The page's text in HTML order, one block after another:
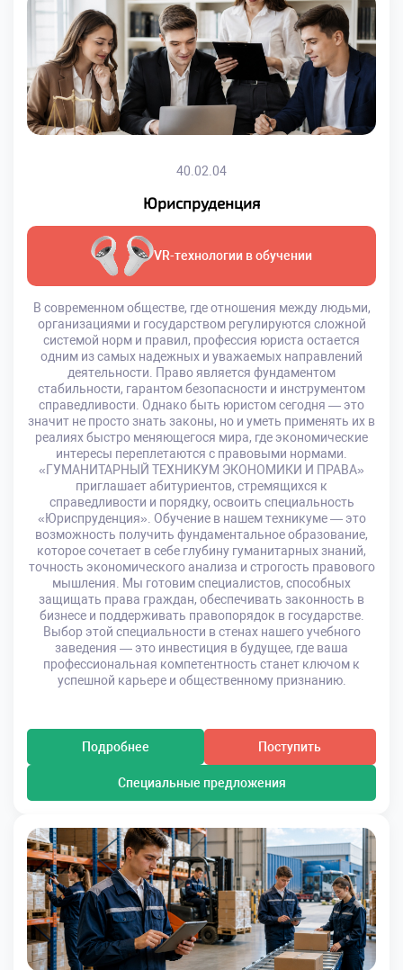
40.02.04
Юриспруденция
VR-технологии в обучении
В современном обществе, где отношения между людьми,
организациями и государством регулируются сложной
системой норм и правил, профессия юриста остается
одним из самых надежных и уважаемых направлений
деятельности. Право является фундаментом
стабильности, гарантом безопасности и инструментом
справедливости. Однако быть юристом сегодня — это
значит не просто знать законы, но и уметь применять их в
реалиях быстро меняющегося мира, где экономические
интересы переплетаются с правовыми нормами.
«ГУМАНИТАРНЫЙ ТЕХНИКУМ ЭКОНОМИКИ И ПРАВА»
приглашает абитуриентов, стремящихся к
справедливости и порядку, освоить специальность
«Юриспруденция». Обучение в нашем техникуме — это
возможность получить фундаментальное образование,
которое сочетает в себе глубину гуманитарных знаний,
точность экономического анализа и строгость правового
мышления. Мы готовим специалистов, способных
защищать права граждан, обеспечивать законность в
бизнесе и поддерживать правопорядок в государстве.
Выбор этой специальности в стенах нашего учебного
заведения — это инвестиция в будущее, где ваша
профессиональная компетентность станет ключом к
успешной карьере и общественному признанию.
Подробнее Поступить
Специальные предложения